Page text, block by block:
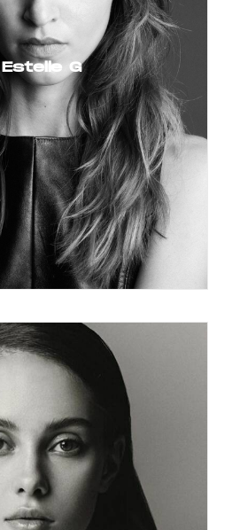
Estelle G